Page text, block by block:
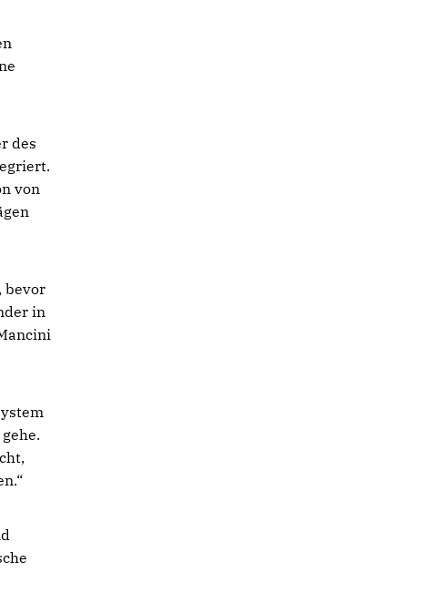
des
von
bevor
in